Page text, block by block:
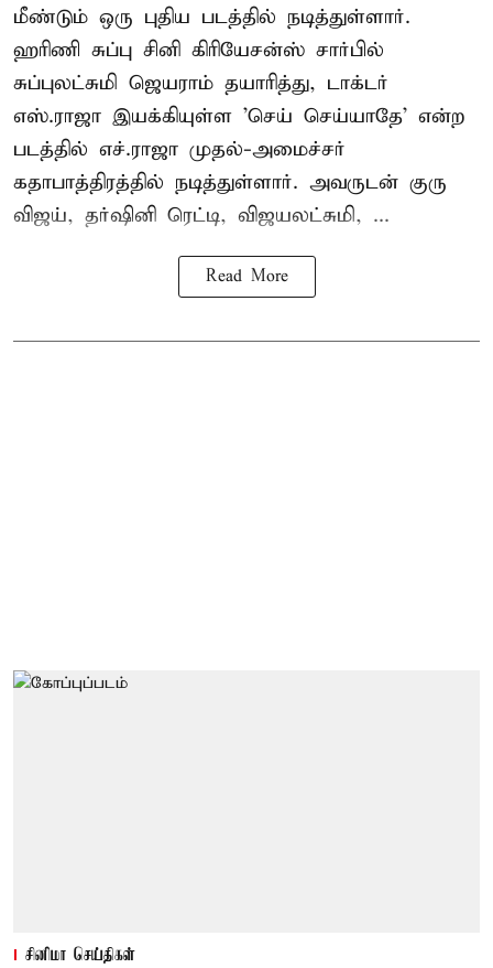
மீண்டும் ஒரு புதிய படத்தில் நடித்துள்ளார்.
ஹரிணி சுப்பு சினி கிரியேசன்ஸ் சார்பில்
சுப்புலட்சுமி ஜெயராம் தயாரித்து, டாக்டர்
எஸ்.ராஜா இயக்கியுள்ள 'செய் செய்யாதே' என்ற
படத்தில் எச்.ராஜா முதல்-அமைச்சர்
கதாபாத்திரத்தில் நடித்துள்ளார். அவருடன் குரு
விஜய், தர்ஷினி ரெட்டி, விஜயலட்சுமி, ...
Read More
சினிமா செய்திகள்